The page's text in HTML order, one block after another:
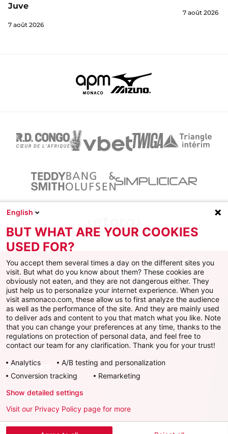
Juve
7 août 2026
7 août 2026
Facebook
X Instagram
YoutubeTikTokTwitch
AS MONACO
SERVICES
INFORMATIONS
English
BUT WHAT ARE YOUR COOKIES
USED FOR?
You accept them several times a day on the different sites you
visit. But what do you know about them? These cookies are
obviously not eaten, and they are not dangerous either. They
just help us to personalize your internet experience. When you
visit asmonaco.com, these allow us to first analyze the audience
as well as the performance of the site. And they are mainly used
to deliver ads and content to you that match what you like. Note
that you can change your preferences at any time, thanks to the
regulations on protection of personal data, and feel free to
contact our team for any clarification. Thank you for your trust!
Analytics
A/B testing and personalization
Conversion tracking
Remarketing
Show detailed settings
Visit our Privacy Policy page for more